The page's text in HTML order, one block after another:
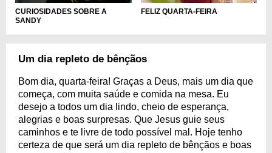
CURIOSIDADES SOBRE A
SANDY
FELIZ QUARTA-FEIRA
Um dia repleto de bênçãos
Bom dia, quarta-feira! Graças a Deus, mais um dia que
começa, com muita saúde e comida na mesa. Eu
desejo a todos um dia lindo, cheio de esperança,
alegrias e boas surpresas. Que Jesus guie seus
caminhos e te livre de todo possível mal. Hoje tenho
certeza de que será um dia repleto de bênçãos e boas